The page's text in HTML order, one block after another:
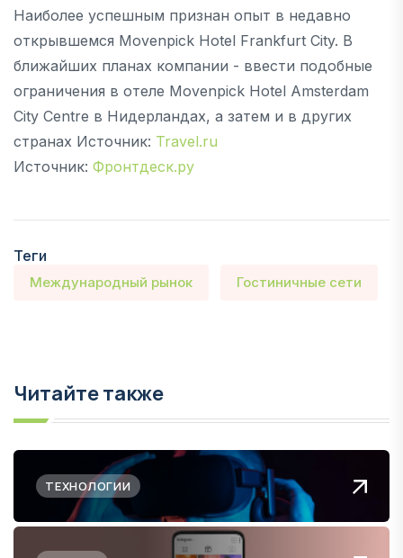
Наиболее успешным признан опыт в недавно
открывшемся Movenpick Hotel Frankfurt City. В
ближайших планах компании - ввести подобные
ограничения в отеле Movenpick Hotel Amsterdam
City Centre в Нидерландах, а затем и в других
странах Источник: Travel.ru
Источник: Фронтдеск.ру
Теги
Международный рынок Гостиничные сети
Читайте также
ТЕХНОЛОГИИ